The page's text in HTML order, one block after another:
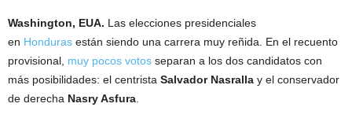
Washington, EUA. Las elecciones presidenciales
en Honduras están siendo una carrera muy reñida. En el recuento
provisional, muy pocos votos separan a los dos candidatos con
más posibilidades: el centrista Salvador Nasralla y el conservador
de derecha Nasry Asfura